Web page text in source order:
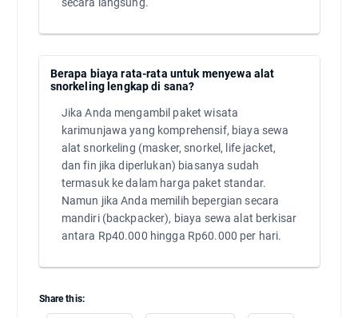
Berapa biaya rata-rata untuk menyewa alat
snorkeling lengkap di sana?
Jika Anda mengambil paket wisata
karimunjawa yang komprehensif, biaya sewa
alat snorkeling (masker, snorkel, life jacket,
dan fin jika diperlukan) biasanya sudah
termasuk ke dalam harga paket standar.
Namun jika Anda memilih bepergian secara
mandiri (backpacker), biaya sewa alat berkisar
antara Rp40.000 hingga Rp60.000 per hari.
Share this: